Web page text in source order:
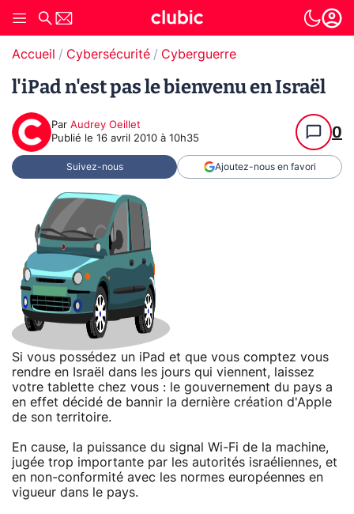
Accueil Cybersécurité Cyberguerre
l'iPad n'est pas le bienvenu en Israël
Par Audrey Oeillet
Publié le 16 avril 2010 à 10h35 0
Suivez-nous Ajoutez-nous en favori
Si vous possédez un iPad et que vous comptez vous
rendre en Israël dans les jours qui viennent, laissez
votre tablette chez vous : le gouvernement du pays a
en effet décidé de bannir la dernière création d'Apple
de son territoire.
En cause, la puissance du signal Wi-Fi de la machine,
jugée trop importante par les autorités israéliennes, et
en non-conformité avec les normes européennes en
vigueur dans le pays.